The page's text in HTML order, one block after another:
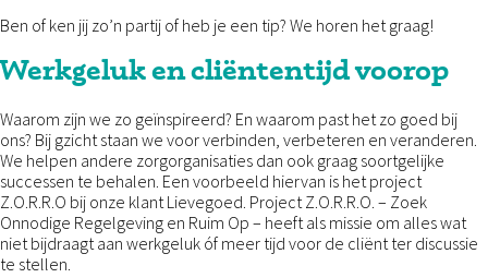
Ben of ken jij zo’n partij of heb je een tip? We horen het graag!
Werkgeluk en cliëntentijd voorop
Waarom zijn we zo geïnspireerd? En waarom past het zo goed bij
ons? Bij gzicht staan we voor verbinden, verbeteren en veranderen.
We helpen andere zorgorganisaties dan ook graag soortgelijke
successen te behalen. Een voorbeeld hiervan is het project
Z.O.R.R.O bij onze klant Lievegoed. Project Z.O.R.R.O. – Zoek
Onnodige Regelgeving en Ruim Op – heeft als missie om alles wat
niet bijdraagt aan werkgeluk óf meer tijd voor de cliënt ter discussie
te stellen.